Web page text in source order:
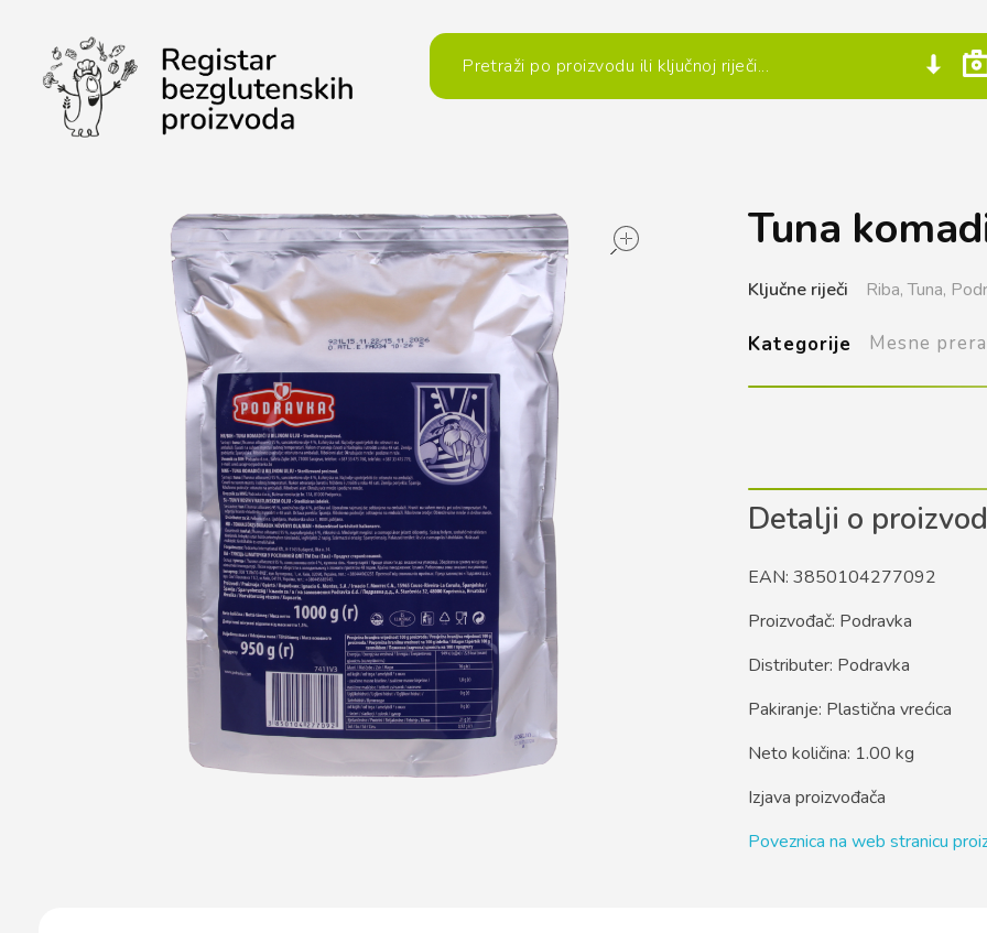
Tuna
Ključne riječi Riba, Tuna,
Kategorije Mesne
Detalji o
EAN: 3850104277092
Proizvođač: Podravka
Distributer: Podravka
Pakiranje: Plastična vrećica
Neto količina: 1.00 kg
Izjava proizvođača
Poveznica na web stranicu